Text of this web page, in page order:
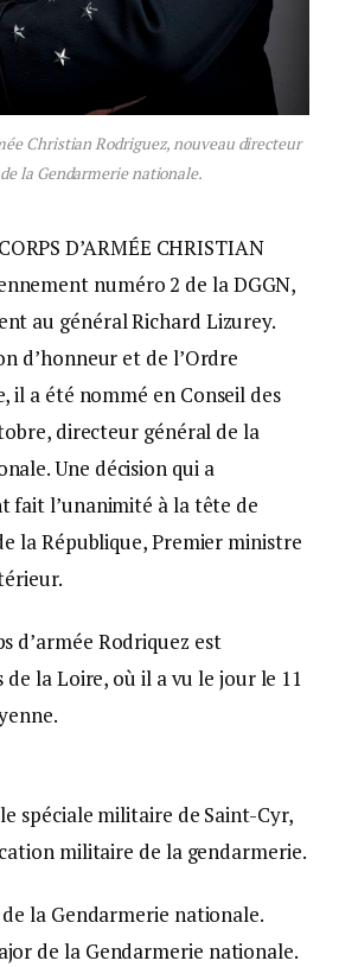
Christian Rodriguez, nouveau directeur
la Gendarmerie nationale.
D’ARMÉE CHRISTIAN
numéro 2 de la DGGN,
au général Richard Lizurey.
d’honneur et de l’Ordre
il a été nommé en Conseil des
directeur général de la
Une décision qui a
fait l’unanimité à la tête de
la République, Premier ministre
d’armée Rodriquez est
de la Loire, où il a vu le jour le 11
spéciale militaire de Saint-Cyr,
militaire de la gendarmerie.
la Gendarmerie nationale.
de la Gendarmerie nationale.